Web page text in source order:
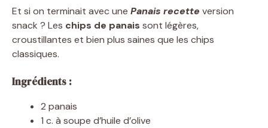
Et si on terminait avec une Panais recette version
snack ? Les chips de panais sont légères,
croustillantes et bien plus saines que les chips
classiques.
Ingrédients :
2 panais
1 c. à soupe d’huile d’olive